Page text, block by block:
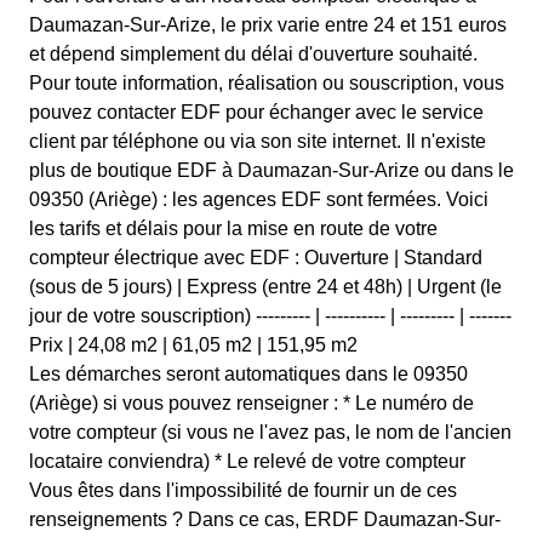
Daumazan-Sur-Arize, le prix varie entre 24 et 151 euros
et dépend simplement du délai d'ouverture souhaité.
Pour toute information, réalisation ou souscription, vous
pouvez contacter EDF pour échanger avec le service
client par téléphone ou via son site internet. Il n'existe
plus de boutique EDF à Daumazan-Sur-Arize ou dans le
09350 (Ariège) : les agences EDF sont fermées. Voici
les tarifs et délais pour la mise en route de votre
compteur électrique avec EDF : Ouverture | Standard
(sous de 5 jours) | Express (entre 24 et 48h) | Urgent (le
jour de votre souscription) --------- | ---------- | --------- | -------
Prix | 24,08 m2 | 61,05 m2 | 151,95 m2
Les démarches seront automatiques dans le 09350
(Ariège) si vous pouvez renseigner : * Le numéro de
votre compteur (si vous ne l'avez pas, le nom de l'ancien
locataire conviendra) * Le relevé de votre compteur
Vous êtes dans l'impossibilité de fournir un de ces
renseignements ? Dans ce cas, ERDF Daumazan-Sur-